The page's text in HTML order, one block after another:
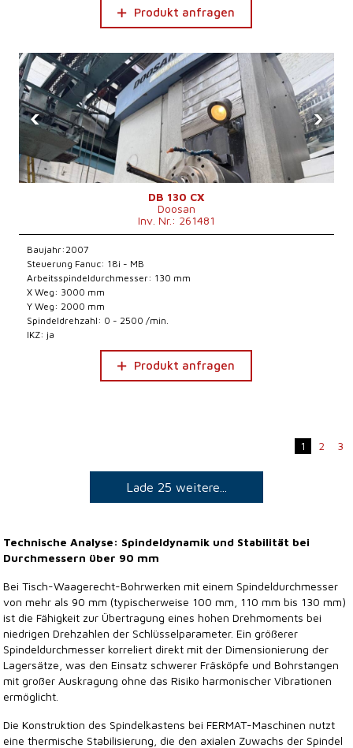
Produkt anfragen
‹ ›
DB 130 CX
Doosan
Inv. Nr.: 261481
Baujahr:2007
Steuerung Fanuc: 18i - MB
Arbeitsspindeldurchmesser: 130 mm
X Weg: 3000 mm
Y Weg: 2000 mm
Spindeldrehzahl: 0 - 2500 /min.
IKZ: ja
Produkt anfragen
1 2 3
Lade 25 weitere...
Technische Analyse: Spindeldynamik und Stabilität bei
Durchmessern über 90 mm
Bei Tisch-Waagerecht-Bohrwerken mit einem Spindeldurchmesser
von mehr als 90 mm (typischerweise 100 mm, 110 mm bis 130 mm)
ist die Fähigkeit zur Übertragung eines hohen Drehmoments bei
niedrigen Drehzahlen der Schlüsselparameter. Ein größerer
Spindeldurchmesser korreliert direkt mit der Dimensionierung der
Lagersätze, was den Einsatz schwerer Fräsköpfe und Bohrstangen
mit großer Auskragung ohne das Risiko harmonischer Vibrationen
ermöglicht.
Die Konstruktion des Spindelkastens bei FERMAT-Maschinen nutzt
eine thermische Stabilisierung, die den axialen Zuwachs der Spindel